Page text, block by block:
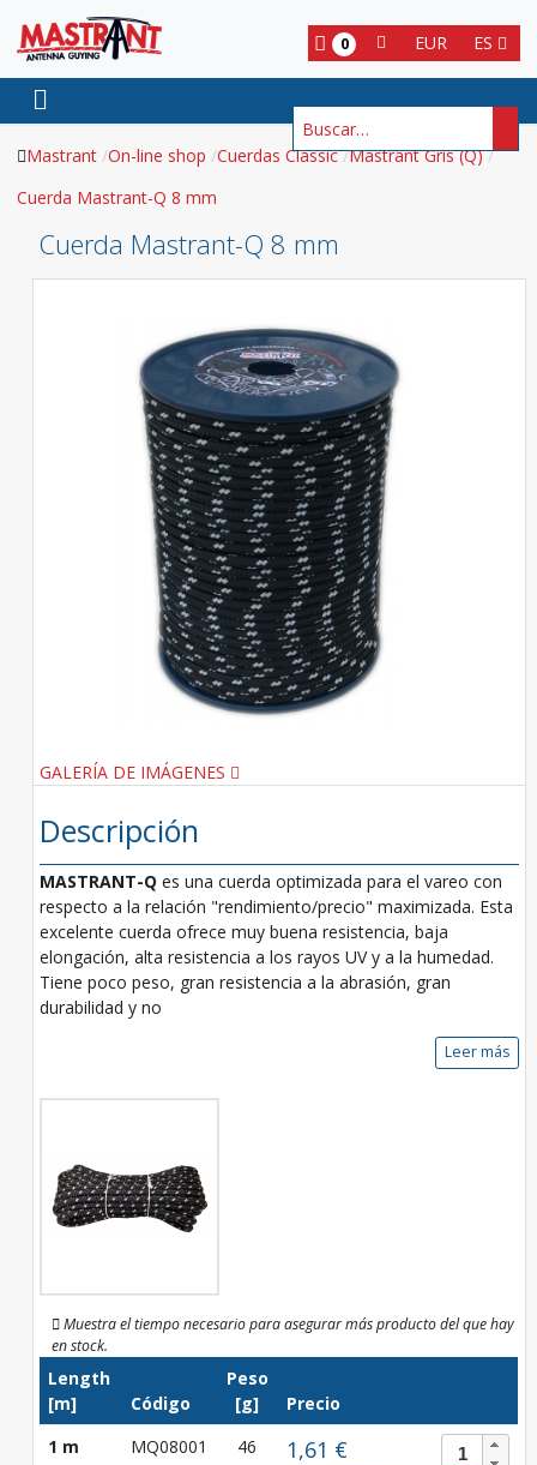
ES
EUR
0
Buscar
Mastrant On-line shop Cuerdas Classic Mastrant Gris (Q)
Cuerda Mastrant-Q 8 mm
Cuerda Mastrant-Q 8 mm
GALERÍA DE IMÁGENES
Descripción
MASTRANT-Q es una cuerda optimizada para el vareo con
respecto a la relación "rendimiento/precio" maximizada. Esta
excelente cuerda ofrece muy buena resistencia, baja
elongación, alta resistencia a los rayos UV y a la humedad.
Tiene poco peso, gran resistencia a la abrasión, gran
durabilidad y no
Leer más
Muestra el tiempo necesario para asegurar más producto del que hay
en stock.
Length
[m]
Código
Peso
[g]
Precio
1 m
MQ08001 46 1,61 €